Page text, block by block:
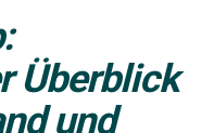
Überblick
und